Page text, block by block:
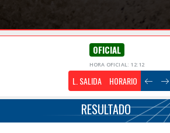
OFICIAL
HORA OFICIAL: 12:12
L. SALIDA HORARIO
RESULTADO